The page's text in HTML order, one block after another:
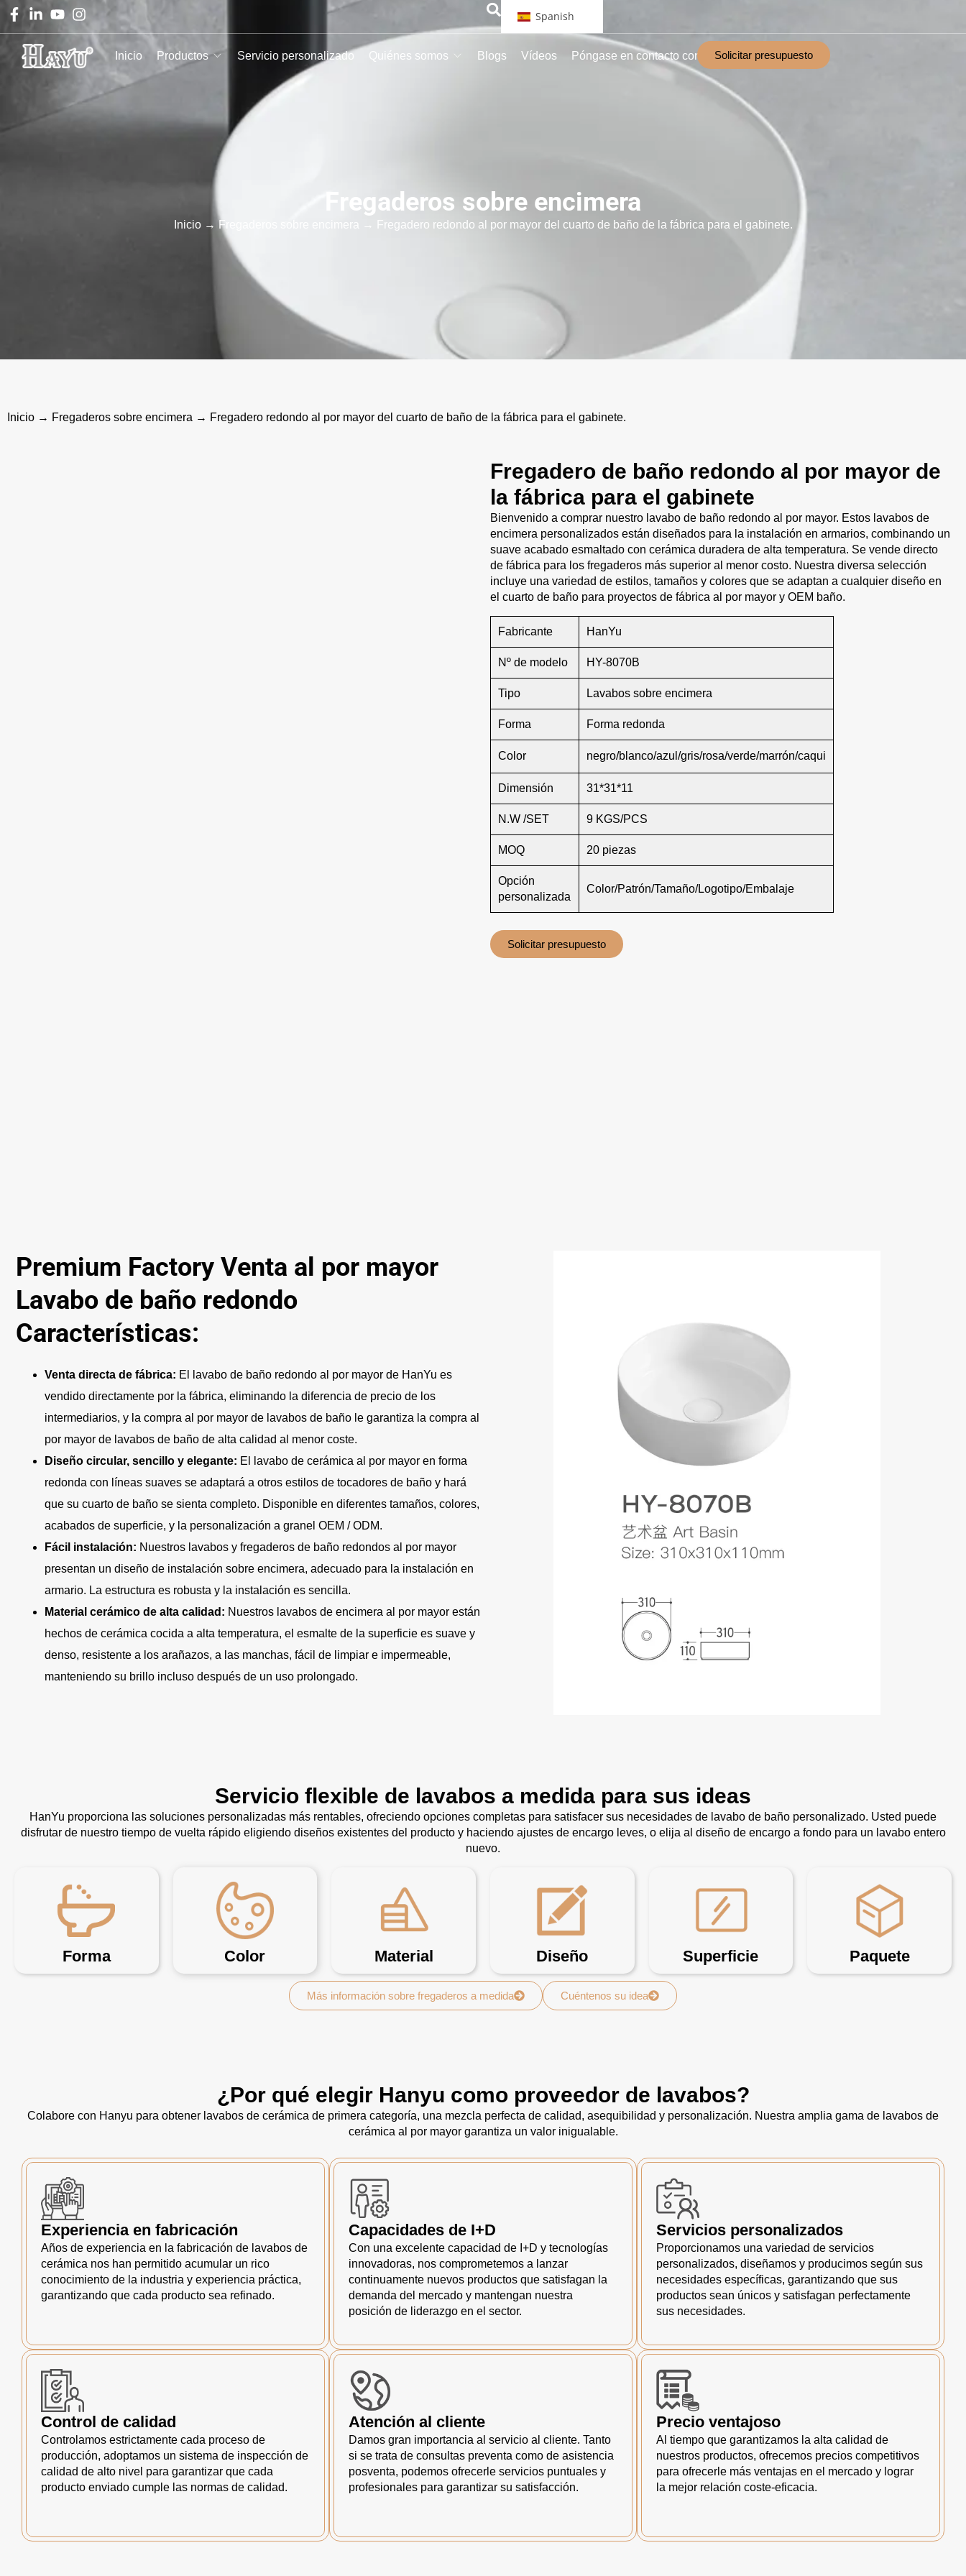
Spanish
Inicio Productos Servicio personalizado Quiénes somos Blogs Vídeos Póngase en contacto con Solicitar presupuesto
Fregaderos sobre encimera
Inicio→ Fregaderos sobre encimera → Fregadero redondo al por mayor del cuarto de baño de la fábrica para el gabinete.
Inicio → Fregaderos sobre encimera → Fregadero redondo al por mayor del cuarto de baño de la fábrica para el gabinete.
Fregadero de baño redondo al por mayor de
la fábrica para el gabinete
Bienvenido a comprar nuestro lavabo de baño redondo al por mayor. Estos lavabos de
encimera personalizados están diseñados para la instalación en armarios, combinando un
suave acabado esmaltado con cerámica duradera de alta temperatura. Se vende directo
de fábrica para los fregaderos más superior al menor costo. Nuestra diversa selección
incluye una variedad de estilos, tamaños y colores que se adaptan a cualquier diseño en
el cuarto de baño para proyectos de fábrica al por mayor y OEM baño.
Fabricante HanYu
Nº de modelo HY-8070B
Tipo Lavabos sobre encimera
Forma Forma redonda
Color negro/blanco/azul/gris/rosa/verde/marrón/caqui
Dimensión 31*31*11
N.W /SET 9 KGS/PCS
MOQ 20 piezas
Opción
personalizada
Color/Patrón/Tamaño/Logotipo/Embalaje
Solicitar presupuesto
Premium Factory Venta al por mayor
Lavabo de baño redondo
Características:
Venta directa de fábrica: El lavabo de baño redondo al por mayor de HanYu es
vendido directamente por la fábrica, eliminando la diferencia de precio de los
intermediarios, y la compra al por mayor de lavabos de baño le garantiza la compra al
por mayor de lavabos de baño de alta calidad al menor coste.
Diseño circular, sencillo y elegante: El lavabo de cerámica al por mayor en forma
redonda con líneas suaves se adaptará a otros estilos de tocadores de baño y hará
que su cuarto de baño se sienta completo. Disponible en diferentes tamaños, colores,
acabados de superficie, y la personalización a granel OEM / ODM.
Fácil instalación: Nuestros lavabos y fregaderos de baño redondos al por mayor
presentan un diseño de instalación sobre encimera, adecuado para la instalación en
armario. La estructura es robusta y la instalación es sencilla.
Material cerámico de alta calidad: Nuestros lavabos de encimera al por mayor están
hechos de cerámica cocida a alta temperatura, el esmalte de la superficie es suave y
denso, resistente a los arañazos, a las manchas, fácil de limpiar e impermeable,
manteniendo su brillo incluso después de un uso prolongado.
Servicio flexible de lavabos a medida para sus ideas
HanYu proporciona las soluciones personalizadas más rentables, ofreciendo opciones completas para satisfacer sus necesidades de lavabo de baño personalizado. Usted puede
disfrutar de nuestro tiempo de vuelta rápido eligiendo diseños existentes del producto y haciendo ajustes de encargo leves, o elija al diseño de encargo a fondo para un lavabo entero
nuevo.
Forma Color Material Diseño Superficie Paquete
Más información sobre fregaderos a medida Cuéntenos su idea
¿Por qué elegir Hanyu como proveedor de lavabos?
Colabore con Hanyu para obtener lavabos de cerámica de primera categoría, una mezcla perfecta de calidad, asequibilidad y personalización. Nuestra amplia gama de lavabos de
cerámica al por mayor garantiza un valor inigualable.
Experiencia en fabricación
Años de experiencia en la fabricación de lavabos de
cerámica nos han permitido acumular un rico
conocimiento de la industria y experiencia práctica,
garantizando que cada producto sea refinado.
Capacidades de I+D
Con una excelente capacidad de I+D y tecnologías
innovadoras, nos comprometemos a lanzar
continuamente nuevos productos que satisfagan la
demanda del mercado y mantengan nuestra
posición de liderazgo en el sector.
Servicios personalizados
Proporcionamos una variedad de servicios
personalizados, diseñamos y producimos según sus
necesidades específicas, garantizando que sus
productos sean únicos y satisfagan perfectamente
sus necesidades.
Control de calidad
Controlamos estrictamente cada proceso de
producción, adoptamos un sistema de inspección de
calidad de alto nivel para garantizar que cada
producto enviado cumple las normas de calidad.
Atención al cliente
Damos gran importancia al servicio al cliente. Tanto
si se trata de consultas preventa como de asistencia
posventa, podemos ofrecerle servicios puntuales y
profesionales para garantizar su satisfacción.
Precio ventajoso
Al tiempo que garantizamos la alta calidad de
nuestros productos, ofrecemos precios competitivos
para ofrecerle más ventajas en el mercado y lograr
la mejor relación coste-eficacia.